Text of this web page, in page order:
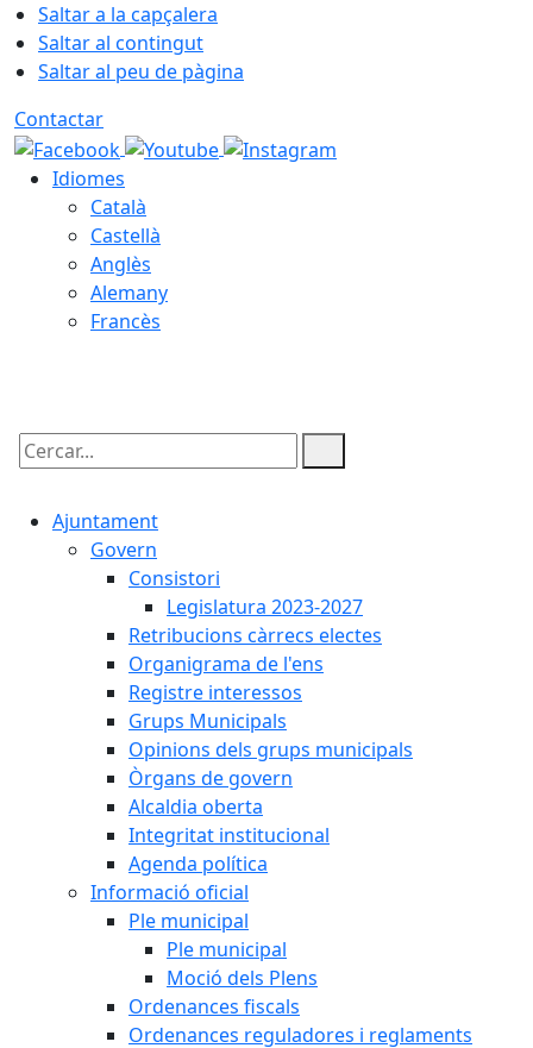
Saltar a la capçalera
Saltar al contingut
Saltar al peu de pàgina
Contactar
Idiomes
Català
Castellà
Anglès
Alemany
Francès
Cercar:
Ajuntament
Govern
Consistori
Legislatura 2023-2027
Retribucions càrrecs electes
Organigrama de l'ens
Registre interessos
Grups Municipals
Opinions dels grups municipals
Òrgans de govern
Alcaldia oberta
Integritat institucional
Agenda política
Informació oficial
Ple municipal
Ple municipal
Moció dels Plens
Ordenances fiscals
Ordenances reguladores i reglaments